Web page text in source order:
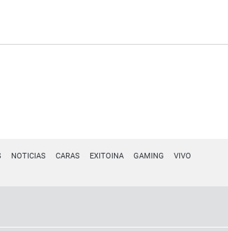
NOTICIAS CARAS EXITOINA GAMING VIVO